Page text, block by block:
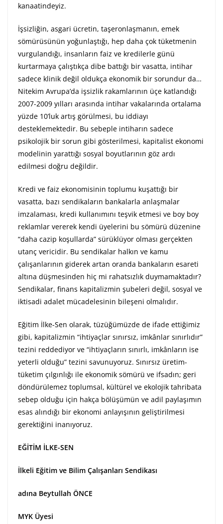
kanaatindeyiz.
İşsizliğin, asgari ücretin, taşeronlaşmanın, emek
sömürüsünün yoğunlaştığı, hep daha çok tüketmenin
vurgulandığı, insanların faiz ve kredilerle günü
kurtarmaya çalıştıkça dibe battığı bir vasatta, intihar
sadece klinik değil oldukça ekonomik bir sorundur da…
Nitekim Avrupa’da işsizlik rakamlarının üçe katlandığı
2007-2009 yılları arasında intihar vakalarında ortalama
yüzde 10’luk artış görülmesi, bu iddiayı
desteklemektedir. Bu sebeple intiharın sadece
psikolojik bir sorun gibi gösterilmesi, kapitalist ekonomi
modelinin yarattığı sosyal boyutlarının göz ardı
edilmesi doğru değildir.
Kredi ve faiz ekonomisinin toplumu kuşattığı bir
vasatta, bazı sendikaların bankalarla anlaşmalar
imzalaması, kredi kullanımını teşvik etmesi ve boy boy
reklamlar vererek kendi üyelerini bu sömürü düzenine
“daha cazip koşullarda” sürüklüyor olması gerçekten
utanç vericidir. Bu sendikalar halkın ve kamu
çalışanlarının giderek artan oranda bankaların esareti
altına düşmesinden hiç mi rahatsızlık duymamaktadır?
Sendikalar, finans kapitalizmin şubeleri değil, sosyal ve
iktisadi adalet mücadelesinin bileşeni olmalıdır.
Eğitim İlke-Sen olarak, tüzüğümüzde de ifade ettiğimiz
gibi, kapitalizmin “ihtiyaçlar sınırsız, imkânlar sınırlıdır”
tezini reddediyor ve “ihtiyaçların sınırlı, imkânların ise
yeterli olduğu” tezini savunuyoruz. Sınırsız üretim-
tüketim çılgınlığı ile ekonomik sömürü ve ifsadın; geri
döndürülemez toplumsal, kültürel ve ekolojik tahribata
sebep olduğu için hakça bölüşümün ve adil paylaşımın
esas alındığı bir ekonomi anlayışının geliştirilmesi
gerektiğini inanıyoruz.
EĞİTİM İLKE-SEN
İlkeli Eğitim ve Bilim Çalışanları Sendikası
adına Beytullah ÖNCE
MYK Üyesi